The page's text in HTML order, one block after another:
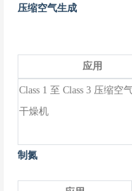
压缩空气生成
应用
Class 1 至 Class 3 压缩空
干燥机
制氮